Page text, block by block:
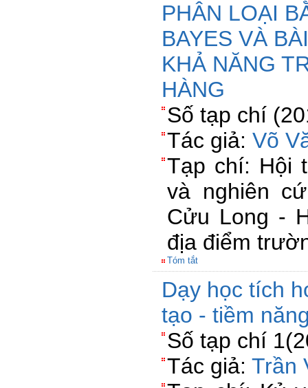
PHÂN LOẠI
BAYES VÀ
KHẢ NĂNG
HÀNG
Số tạp chí
Tác giả: Võ
Tạp chí: Hội
và nghiên
Cửu Long -
địa điểm
Tóm tắt
Dạy học tích
tạo - tiềm
Số tạp chí
Tác giả: Trần